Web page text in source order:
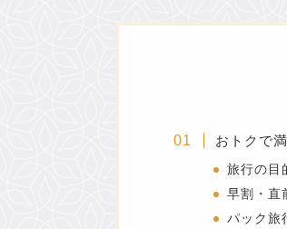
おトクで
旅行の目
早割・直
パック旅